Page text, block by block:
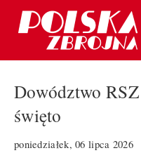
Dowództwo
święto
poniedziałek, 06 lipca 2026